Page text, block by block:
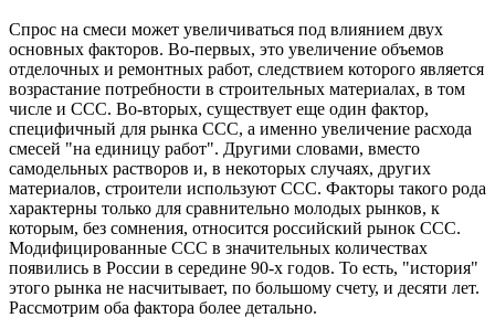
Спрос на смеси может увеличиваться под влиянием двух
основных факторов. Во-первых, это увеличение объемов
отделочных и ремонтных работ, следствием которого является
возрастание потребности в строительных материалах, в том
числе и ССС. Во-вторых, существует еще один фактор,
специфичный для рынка ССС, а именно увеличение расхода
смесей "на единицу работ". Другими словами, вместо
самодельных растворов и, в некоторых случаях, других
материалов, строители используют ССС. Факторы такого рода
характерны только для сравнительно молодых рынков, к
которым, без сомнения, относится российский рынок ССС.
Модифицированные ССС в значительных количествах
появились в России в середине 90-х годов. То есть, "история"
этого рынка не насчитывает, по большому счету, и десяти лет.
Рассмотрим оба фактора более детально.